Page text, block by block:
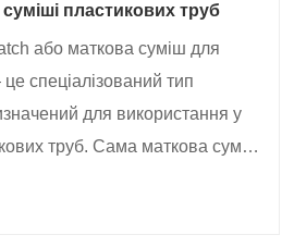
пластикових труб
або маткова суміш для
спеціалізований тип
для використання у
труб. Сама маткова суміш
для